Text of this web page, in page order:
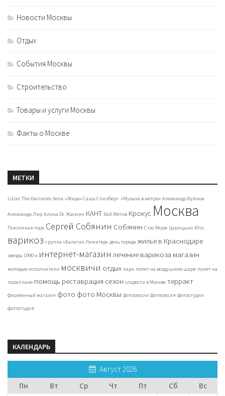
Новости Москвы
Отдых
События Москвы
Строительство
Товары и услуги Москвы
Факты о Москве
МЕТКИ
LiLosi The Davincies Xena «Жара» Саша Спилберг «Музыка в метро» Александр Буйнов
Александр Лир Алина Ос Жасмин КАНТ Кай Метов Крокус Москва
Поклонная гора Сергей Собянин Собянин Стас Море Царицыно Юта
варикоз группа «Балаган Лимитед» день города жилье в Краснодаре
звезды 1990-х интернет-магазин лечение варикоза магазин
молодые исполнители москвичи отдых парк полет на воздушном шаре полет на
параплане помощь реставрация сезон сладости в Москве терракт
фирменный магазин фото фото Москвы фотосессии фотосессия фотостудии
фотостудия
КАЛЕНДАРЬ
Август 2026
Пн
Вт Ср Чт Пт Сб Вс